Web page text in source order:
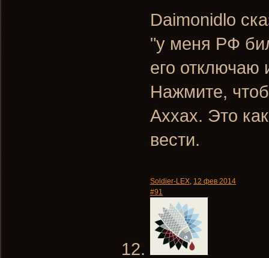
Daimonidlo
"у меня РФ
его отключаю
Нажмите,
Аххах. Это
вести.
Soldier-LEX, 12 фев 2014
#91